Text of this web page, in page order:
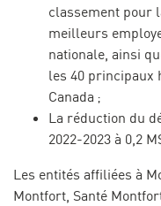
classement pour
meilleurs
nationale, ainsi
les 40 principaux
Canada ;
La réduction du
2022-2023 à 0,2
Les entités affiliées à
Montfort, Santé